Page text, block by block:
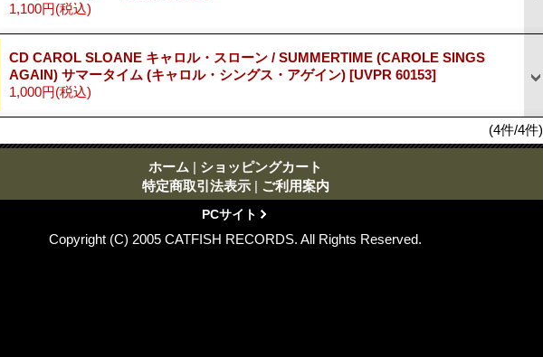
1,100円(税込)
CD CAROL SLOANE キャロル・スローン / SUMMERTIME (CAROLE SINGS
AGAIN) サマータイム (キャロル・シングス・アゲイン) [UVPR 60153]
1,000円(税込)
(4件/4件)
ホーム | ショッピングカート
特定商取引法表示 | ご利用案内
PCサイト
Copyright (C) 2005 CATFISH RECORDS. All Rights Reserved.